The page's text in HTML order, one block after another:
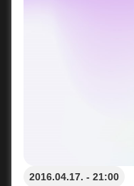
2016.04.17. - 21:00